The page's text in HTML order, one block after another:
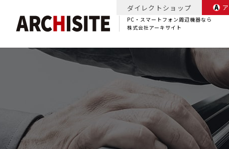
PC・スマートフォン周辺機器なら
株式会社アーキサイト
ダイレクトショップ